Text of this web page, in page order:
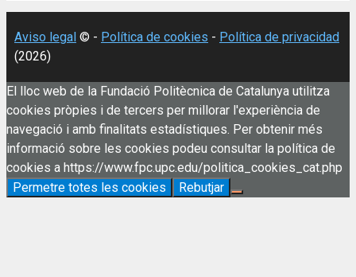
Aviso legal © - Política de cookies - Política de privacidad
(2026)
El lloc web de la Fundació Politècnica de Catalunya utilitza
cookies pròpies i de tercers per millorar l'experiència de
navegació i amb finalitats estadístiques. Per obtenir més
informació sobre les cookies podeu consultar la política de
cookies a https://www.fpc.upc.edu/politica_cookies_cat.php
Permetre totes les cookies
Rebutjar